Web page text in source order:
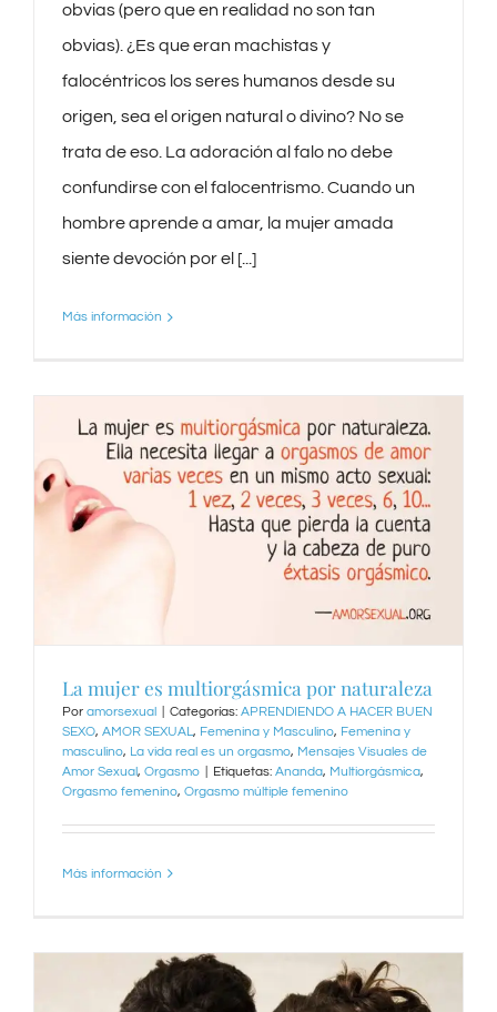
obvias (pero que en realidad no son tan
obvias). ¿Es que eran machistas y
falocéntricos los seres humanos desde su
origen, sea el origen natural o divino? No se
trata de eso. La adoración al falo no debe
confundirse con el falocentrismo. Cuando un
hombre aprende a amar, la mujer amada
siente devoción por el [...]
Más información
La mujer es multiorgásmica por naturaleza
Por amorsexual Categorías: APRENDIENDO A HACER BUEN
SEXO, AMOR SEXUAL, Femenina y Masculino, Femenina y
masculino, La vida real es un orgasmo, Mensajes Visuales de
Amor Sexual, Orgasmo Etiquetas: Ananda, Multiorgásmica,
Orgasmo femenino, Orgasmo múltiple femenino
Más información